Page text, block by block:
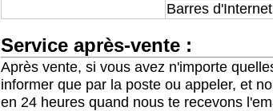
Barres
Service après-vente :
Après vente, si vous avez n'importe
informer que par la poste ou appeler, et
en 24 heures quand nous te recevons